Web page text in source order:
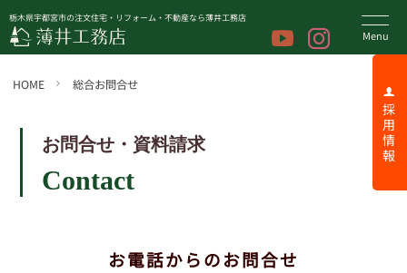
栃木県宇都宮市の注文住宅・リフォーム・不動産なら薄井工務店
採 用 情 報
HOME 総合お問合せ
お問合せ・資料請求
Contact
お電話からのお問合せ